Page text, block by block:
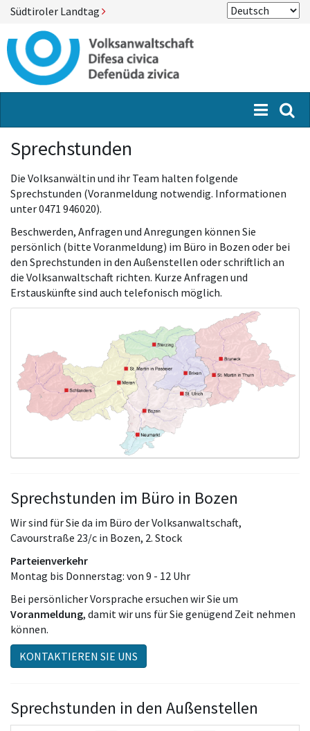
Südtiroler Landtag
Menü
Sprechstunden
Die Volksanwältin und ihr Team halten folgende
Sprechstunden (Voranmeldung notwendig. Informationen
unter 0471 946020).
Beschwerden, Anfragen und Anregungen können Sie
persönlich (bitte Voranmeldung) im Büro in Bozen oder bei
den Sprechstunden in den Außenstellen oder schriftlich an
die Volksanwaltschaft richten. Kurze Anfragen und
Erstauskünfte sind auch telefonisch möglich.
Sprechstunden im Büro in Bozen
Wir sind für Sie da im Büro der Volksanwaltschaft,
Cavourstraße 23/c in Bozen, 2. Stock
Parteienverkehr
Montag bis Donnerstag: von 9 - 12 Uhr
Bei persönlicher Vorsprache ersuchen wir Sie um
Voranmeldung, damit wir uns für Sie genügend Zeit nehmen
können.
KONTAKTIEREN SIE UNS
Sprechstunden in den Außenstellen